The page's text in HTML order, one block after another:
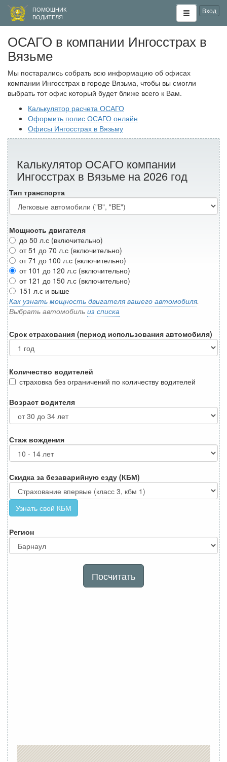
ПОМОЩНИК
ВОДИТЕЛЯ
Вход
ОСАГО в компании Ингосстрах в
Вязьме
Мы постарались собрать всю информацию об офисах
компании Ингосстрах в городе Вязьма, чтобы вы смогли
выбрать тот офис который будет ближе всего к Вам.
Калькулятор расчета ОСАГО
Оформить полис ОСАГО онлайн
Офисы Ингосстрах в Вязьму
Калькулятор ОСАГО компании
Ингосстрах в Вязьме на 2026 год
Тип транспорта
Мощность двигателя
до 50 л.с (включительно)
от 51 до 70 л.с (включительно)
от 71 до 100 л.с (включительно)
от 101 до 120 л.с (включительно)
от 121 до 150 л.с (включительно)
151 л.с и выше
Как узнать мощность двигателя вашего автомобиля.
Выбрать автомобиль из списка
Срок страхования (период использования автомобиля)
Количество водителей
страховка без ограничений по количеству водителей
Возраст водителя
Стаж вождения
Скидка за безаварийную езду (КБМ)
Узнать свой КБМ
Регион
Посчитать